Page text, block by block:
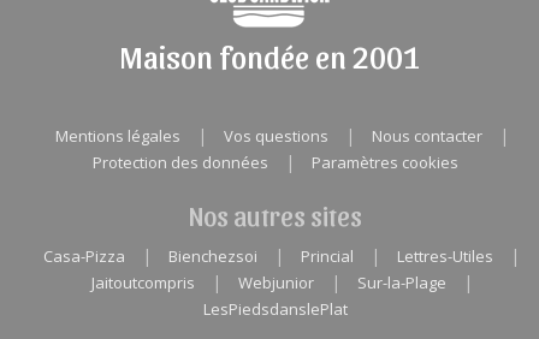
Maison fondée en 2001
Mentions légales | Vos questions | Nous contacter |
Protection des données | Paramètres cookies
Nos autres sites
Casa-Pizza | Bienchezsoi | Princial | Lettres-Utiles |
Jaitoutcompris | Webjunior | Sur-la-Plage |
LesPiedsdanslePlat